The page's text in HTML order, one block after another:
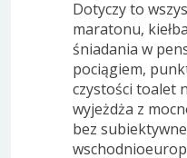
Dotyczy to
maratonu,
śniadania w
pociągiem,
czystości toalet
wyjeżdża z
bez